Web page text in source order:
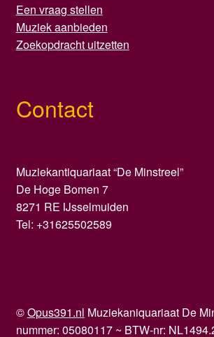
Een vraag stellen
Muziek aanbieden
Zoekopdracht uitzetten
Contact
Muziekantiquariaat “De Minstreel”
De Hoge Bomen 7
8271 RE IJsselmuiden
Tel: +31625502589
©Opus391.nl Muziekaniquariaat De
nummer: 05080117 ~ BTW-nr: